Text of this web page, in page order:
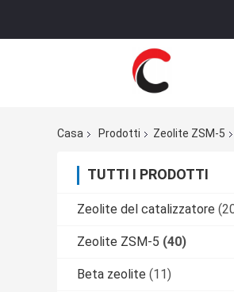
Casa Prodotti Zeolite ZSM-5
TUTTI I PRODOTTI
Zeolite del catalizzatore
Zeolite ZSM-5 (40)
Beta zeolite (11)